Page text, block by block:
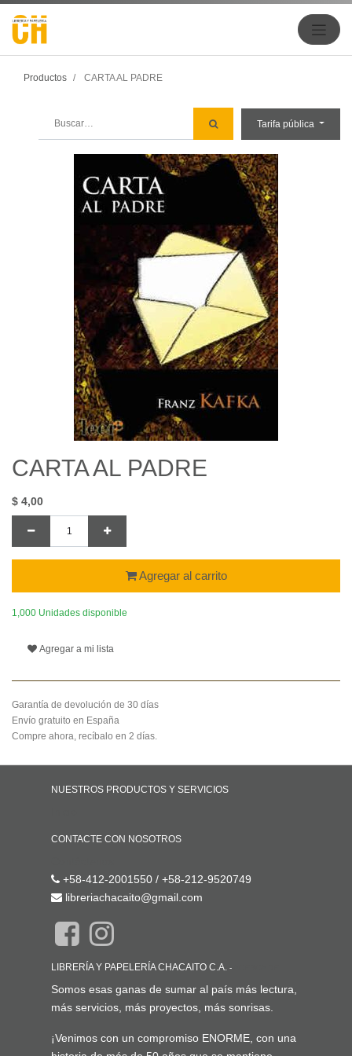
Productos CARTA AL PADRE
Tarifa pública
CARTA AL PADRE
$ 4,00
Agregar al carrito
1,000 Unidades disponible
Agregar a mi lista
Garantía de devolución de 30 días
Envío gratuito en España
Compre ahora, recíbalo en 2 días.
NUESTROS PRODUCTOS Y SERVICIOS
CONTACTE CON NOSOTROS
+58-412-2001550 / +58-212-9520749
libreriachacaito@gmail.com
LIBRERÍA Y PAPELERÍA CHACAITO C.A. -
Somos esas ganas de sumar al país más lectura,
más servicios, más proyectos, más sonrisas.
¡Venimos con un compromiso ENORME, con una